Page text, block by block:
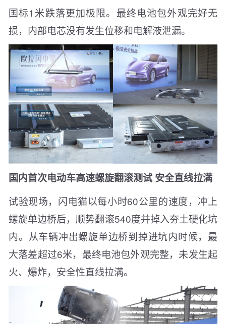
国标1米跌落更加极限。最终电池包外观完好无
损，内部电芯没有发生位移和电解液泄漏。
国内首次电动车高速螺旋翻滚测试 安全直线拉满
试验现场，闪电猫以每小时60公里的速度，冲上
螺旋单边桥后，顺势翻滚540度并掉入夯土硬化坑
内。从车辆冲出螺旋单边桥到掉进坑内时候，最
大落差超过6米，最终电池包外观完整，未发生起
火、爆炸，安全性直线拉满。